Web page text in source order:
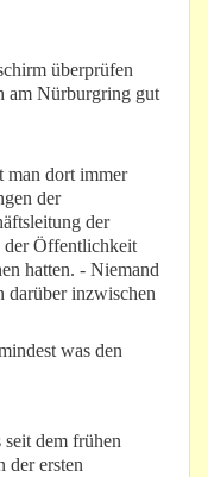
überprüfen
am Nürburgring gut
man dort immer
der
der
der Öffentlichkeit
hatten. - Niemand
darüber inzwischen
was den
dem frühen
der ersten